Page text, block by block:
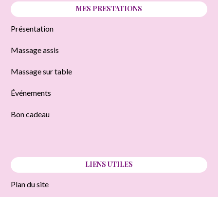
MES PRESTATIONS
Présentation
Massage assis
Massage sur table
Événements
Bon cadeau
LIENS UTILES
Plan du site